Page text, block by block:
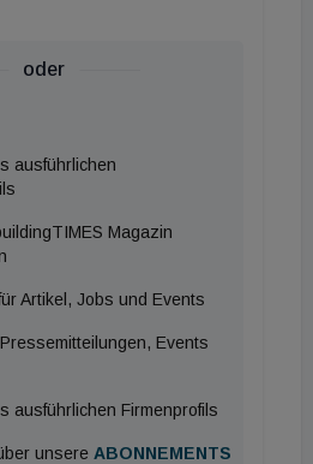
Schwerpunkt liegt auf
Lösungen auf
dass die
zukunftsfähig sind
können.
liegt
die Nachhaltigkeit von
oder
ausführlichen
Magazin
Artikel, Jobs und Events
Events
ausführlichen Firmenprofils
unsere ABONNEMENTS